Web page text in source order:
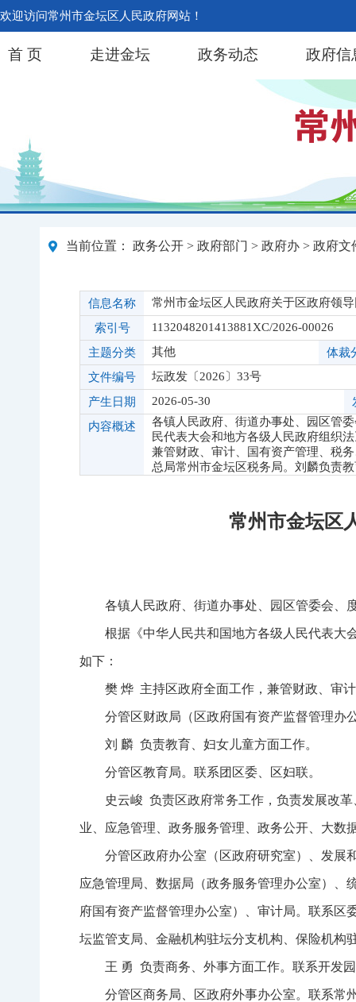
欢迎访问常州市金坛区人民政府网站！
首 页 走进金坛 政务动态 政府信
当前位置： 政务公开 > 政府部门 > 政府办 > 政府文
信息名称
常州市金坛区人民政府关于区政府领
索引号
1132048201413881XC/2026-00026
主题分类
其他
体裁
文件编号
坛政发〔2026〕33号
产生日期
2026-05-30
内容概述
各镇人民政府、街道办事处、园区管
民代表大会和地方各级人民政府组织
兼管财政、审计、国有资产管理、税
总局常州市金坛区税务局。刘麟负责
常州市金坛区
各镇人民政府、街道办事处、园区管委会、
根据《中华人民共和国地方各级人民代表大
如下：
樊 烨 主持区政府全面工作，兼管财政、审
分管区财政局（区政府国有资产监督管理办
刘 麟 负责教育、妇女儿童方面工作。
分管区教育局。联系团区委、区妇联。
史云峻 负责区政府常务工作，负责发展改
业、应急管理、政务服务管理、政务公开、大数
分管区政府办公室（区政府研究室）、发展
应急管理局、数据局（政务服务管理办公室）、
府国有资产监督管理办公室）、审计局。联系
坛监管支局、金融机构驻坛分支机构、保险机构
王 勇 负责商务、外事方面工作。联系开发
分管区商务局、区政府外事办公室。联系常